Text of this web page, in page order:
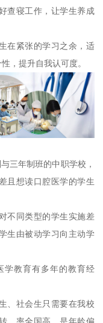
查寝工作，让学生养成
在紧张的学习之余，适
，提升自我认可度。
三年制班的中职学校，
且想读口腔医学的学生
不同类型的学生实施差
生由被动学习向主动学
学教育有多年的教育经
、社会生只需要在我校